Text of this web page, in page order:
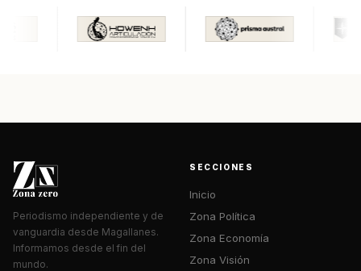
Periodismo independiente y de
vanguardia desde Magallanes.
Informamos desde el fin del
mundo.
SECCIONES
Inicio
Zona Política
Zona Economía
Zona Visión